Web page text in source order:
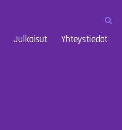
Julkaisut Yhteystiedot